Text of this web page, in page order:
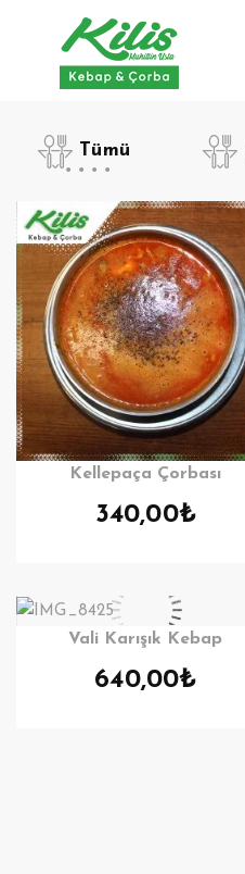
Tümü
Kellepaça Çorbası
340,00₺
Vali Karışık Kebap
640,00₺